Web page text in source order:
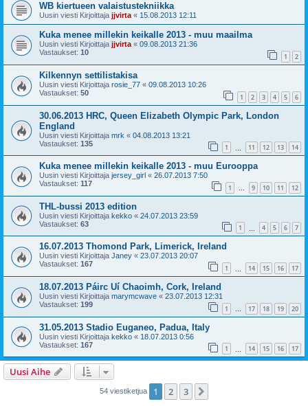
WB kiertueen valaistustekniikka
Uusin viesti Kirjoittaja jjvirta « 15.08.2013 12:11
Kuka menee millekin keikalle 2013 - muu maailma
Uusin viesti Kirjoittaja jjvirta « 09.08.2013 21:36
Vastaukset: 10 1 2
Kilkennyn settilistakisa
Uusin viesti Kirjoittaja rosie_77 « 09.08.2013 10:26
Vastaukset: 50 1 2 3 4 5 6
30.06.2013 HRC, Queen Elizabeth Olympic Park, London
England
Uusin viesti Kirjoittaja mrk « 04.08.2013 13:21
Vastaukset: 135 1 11 12 13 14
Kuka menee millekin keikalle 2013 - muu Eurooppa
Uusin viesti Kirjoittaja jersey_girl « 26.07.2013 7:50
Vastaukset: 117 1 … 9 10 11 12
THL-bussi 2013 edition
Uusin viesti Kirjoittaja kekko « 24.07.2013 23:59
Vastaukset: 63 1 4 5 6 7
16.07.2013 Thomond Park, Limerick, Ireland
Uusin viesti Kirjoittaja Janey « 23.07.2013 20:07
Vastaukset: 167 1 14 15 16 17
18.07.2013 Páirc Uí Chaoimh, Cork, Ireland
Uusin viesti Kirjoittaja marymcwave « 23.07.2013 12:31
Vastaukset: 199 1 … 17 18 19 20
31.05.2013 Stadio Euganeo, Padua, Italy
Uusin viesti Kirjoittaja kekko « 18.07.2013 0:56
Vastaukset: 167 1 14 15 16 17
Uusi Aihe
54 viestiketjua 1 2 3